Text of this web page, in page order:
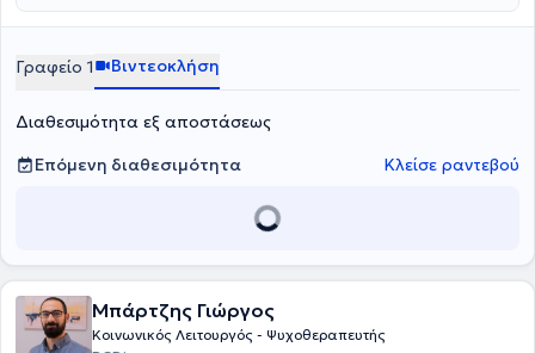
explorative minds: A co-operative inquiry of HELASYTH on its’
οποίο οι συστημικοί θεραπευτές αντιλαμβάνονται την
επαγγελματική τους ταυτότητα και τις προκλήσεις της.
Γραφείο 1 Βιντεοκλήση
Διαθεσιμότητα εξ αποστάσεως
Επόμενη διαθεσιμότητα
Κλείσε ραντεβού
Μπάρτζης Γιώργος
Κοινωνικός Λειτουργός - Ψυχοθεραπευτής